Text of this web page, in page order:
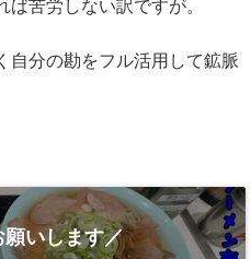
苦労しない訳ですが。
自分の勘をフル活用して鉱脈
いします／